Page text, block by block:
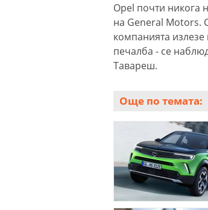
Opel почти никога
на General Motors.
компанията
печалба - се
Тавареш.
Още по темата: